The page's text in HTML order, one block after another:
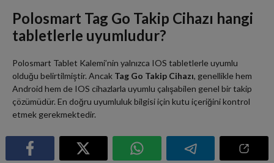
Polosmart Tag Go Takip Cihazı hangi
tabletlerle uyumludur?
Polosmart Tablet Kalemi’nin yalnızca IOS tabletlerle uyumlu
olduğu belirtilmiştir. Ancak Tag Go Takip Cihazı, genellikle hem
Android hem de IOS cihazlarla uyumlu çalışabilen genel bir takip
çözümüdür. En doğru uyumluluk bilgisi için kutu içeriğini kontrol
etmek gerekmektedir.